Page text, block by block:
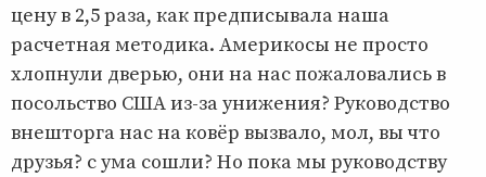
цену в 2,5 раза, как предписывала наша
расчетная методика. Америкосы не просто
хлопнули дверью, они на нас пожаловались в
посольство США из-за унижения? Руководство
внешторга нас на ковёр вызвало, мол, вы что
друзья? с ума сошли? Но пока мы руководству